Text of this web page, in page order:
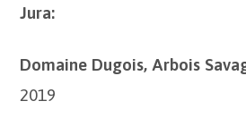
Jura:
Domaine Dugois, Arbois
2019